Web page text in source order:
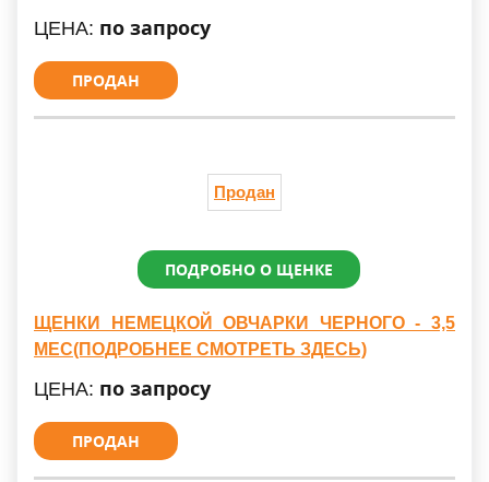
ЦЕНА: по запросу
ПРОДАН
Продан
ПОДРОБНО О ЩЕНКЕ
ЩЕНКИ НЕМЕЦКОЙ ОВЧАРКИ ЧЕРНОГО - 3,5
МЕС(ПОДРОБНЕЕ СМОТРЕТЬ ЗДЕСЬ)
ЦЕНА: по запросу
ПРОДАН